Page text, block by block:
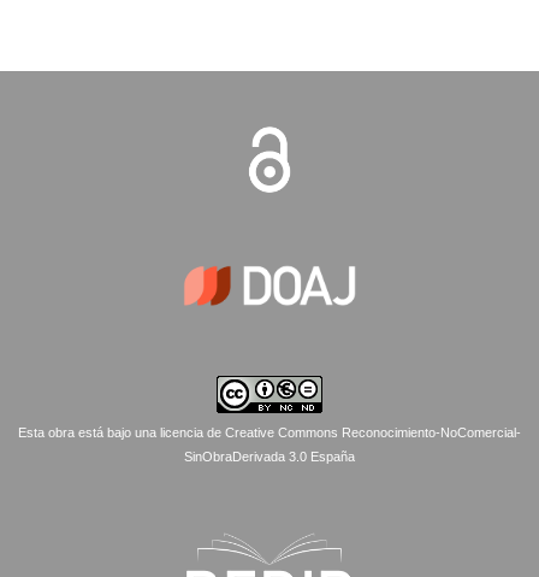
Esta obra está bajo una licencia de Creative Commons Reconocimiento-NoComercial-
SinObraDerivada 3.0 España